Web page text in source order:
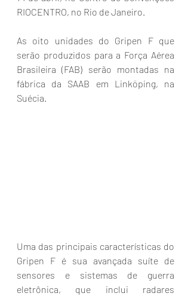
RIOCENTRO, no Rio de Janeiro.
As oito unidades do Gripen F que
serão produzidos para a Força Aérea
Brasileira (FAB) serão montadas na
fábrica da SAAB em Linköping, na
Suécia.
Uma das principais características do
Gripen F é sua avançada suíte de
sensores e sistemas de guerra
eletrônica, que inclui radares